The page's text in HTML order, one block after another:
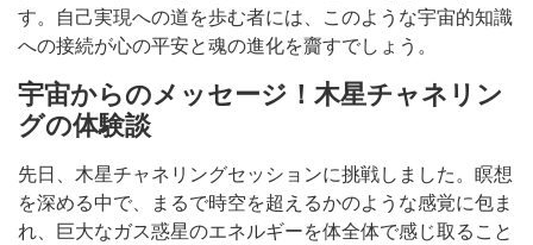
す。自己実現への道を歩む者には、このような宇宙的知識
への接続が心の平安と魂の進化を齎すでしょう。
宇宙からのメッセージ！木星チャネリン
グの体験談
先日、木星チャネリングセッションに挑戦しました。瞑想
を深める中で、まるで時空を超えるかのような感覚に包ま
れ、巨大なガス惑星のエネルギーを体全体で感じ取ること